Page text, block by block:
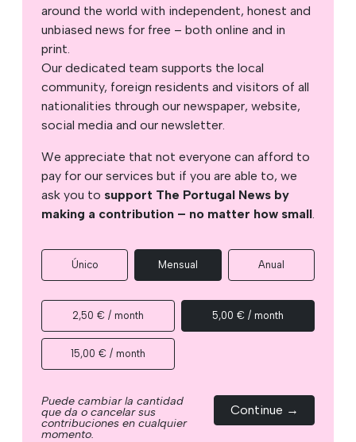
around the world with independent, honest and
unbiased news for free – both online and in
print.
Our dedicated team supports the local
community, foreign residents and visitors of all
nationalities through our newspaper, website,
social media and our newsletter.
We appreciate that not everyone can afford to
pay for our services but if you are able to, we
ask you to support The Portugal News by
making a contribution – no matter how small.
Único Mensual Anual
2,50 € / month 5,00 € / month
15,00 € / month
Puede cambiar la cantidad
que da o cancelar sus
contribuciones en cualquier
momento.
Continue →